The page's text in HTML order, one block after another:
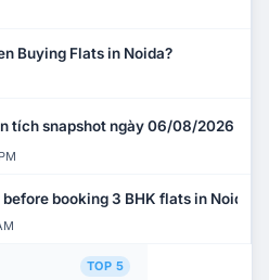
Buying Flats in Noida?
tích snapshot ngày 06/08/2026
booking 3 BHK flats in Noida?
TOP 5